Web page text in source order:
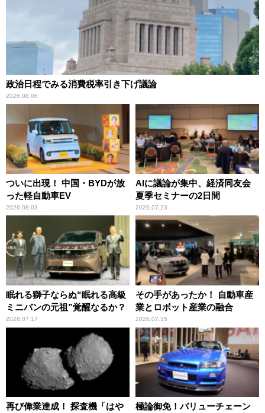
政治日程でみる消費税率引き下げ議論
2026.08.06
ついに出現！ 中国・BYDが放
った軽自動車EV
2026.08.03
AIに議論が集中、経済同友会
夏季セミナーの2日間
2026.07.23
眠れる獅子ならぬ“眠れる高級
ミニバンの元祖”覚醒なるか？
2026.07.17
その手があったか！ 自動車産
業とロボット産業の融合
2026.07.15
再び偉業達成！ 探査機「はや
極論御免！バリューチェーン